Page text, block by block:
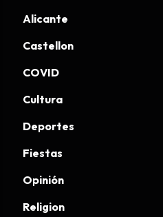
Alicante
Castellon
COVID
Cultura
Deportes
Fiestas
Opinión
Religion